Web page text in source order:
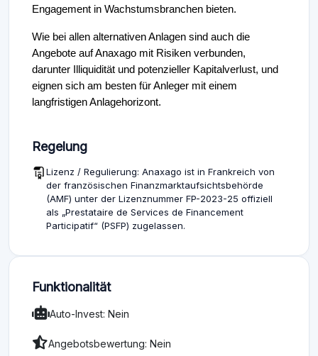
Engagement in Wachstumsbranchen bieten.
Wie bei allen alternativen Anlagen sind auch die
Angebote auf Anaxago mit Risiken verbunden,
darunter Illiquidität und potenzieller Kapitalverlust, und
eignen sich am besten für Anleger mit einem
langfristigen Anlagehorizont.
Regelung
Lizenz / Regulierung: Anaxago ist in Frankreich von
der französischen Finanzmarktaufsichtsbehörde
(AMF) unter der Lizenznummer FP-2023-25 offiziell
als „Prestataire de Services de Financement
Participatif“ (PSFP) zugelassen.
Funktionalität
Auto-Invest: Nein
Angebotsbewertung: Nein